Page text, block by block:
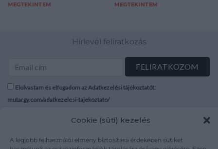
Cookie (süti) kezelés
A legjobb felhasználói élmény biztosítása érdekében sütiket
MEGTEKINTEM MEGTEKINTEM
Hírlevél feliratkozás
Elolvastam és elfogadom az Adatkezelési tájékoztatót:
mutargy.com/adatkezelesi-tajekoztato/
Médiaajánlat
Áraink
ÁSZF